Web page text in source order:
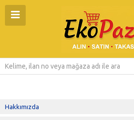
Hakkımızda